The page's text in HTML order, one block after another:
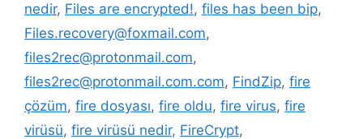
nedir, Files are encrypted!, files has been bip,
Files.recovery@foxmail.com,
files2rec@protonmail.com,
files2rec@protonmail.com.com, FindZip, fire
çözüm, fire dosyası, fire oldu, fire virus, fire
virüsü, fire virüsü nedir, FireCrypt,